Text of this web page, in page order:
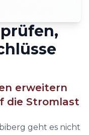
prüfen,
erweitern
die Stromlast
geht es nicht